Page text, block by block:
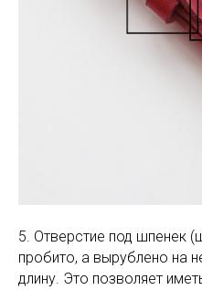
5. Отверстие под шпенек
пробито, а вырублено на
длину. Это позволяет